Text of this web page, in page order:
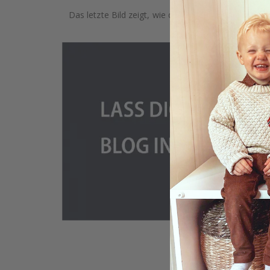
Das letzte Bild zeigt, wie das Produkt verpackt ist.